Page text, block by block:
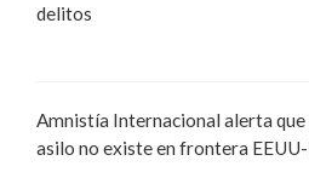
delitos
Amnistía Internacional alerta que
asilo no existe en frontera